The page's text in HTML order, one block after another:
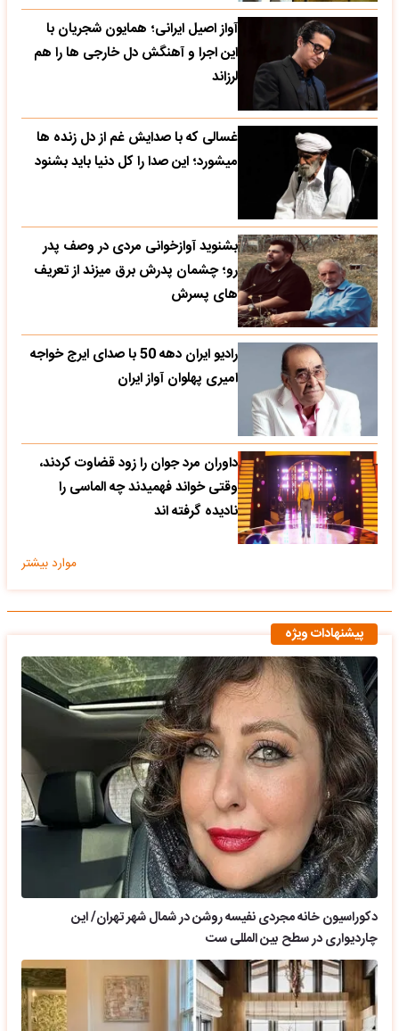
آواز اصیل ایرانی؛ همایون شجریان با
این اجرا و آهنگش دل خارجی ها را هم
لرزاند
غسالی که با صدایش غم از دل زنده ها
میشورد؛ این صدا را کل دنیا باید بشنود
بشنوید آوازخوانی مردی در وصف پدر
رو؛ چشمان پدرش برق میزند از تعریف
های پسرش
رادیو ایران دهه 50 با صدای ایرج خواجه
امیری پهلوان آواز ایران
داوران مرد جوان را زود قضاوت کردند،
وقتی خواند فهمیدند چه الماسی را
نادیده گرفته اند
موارد بیشتر
پیشنهادات ویژه
دکوراسیون خانه مجردی نفیسه روشن در شمال شهر تهران/ این
چاردیواری در سطح بین المللی ست